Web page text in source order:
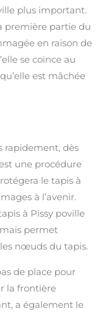
plus important.
première partie du
en raison de
se coince au
est mâchée
rapidement, dès
une procédure
le tapis à
à l’avenir.
à Pissy poville
permet
nœuds du tapis.
de place pour
la frontière
a également le